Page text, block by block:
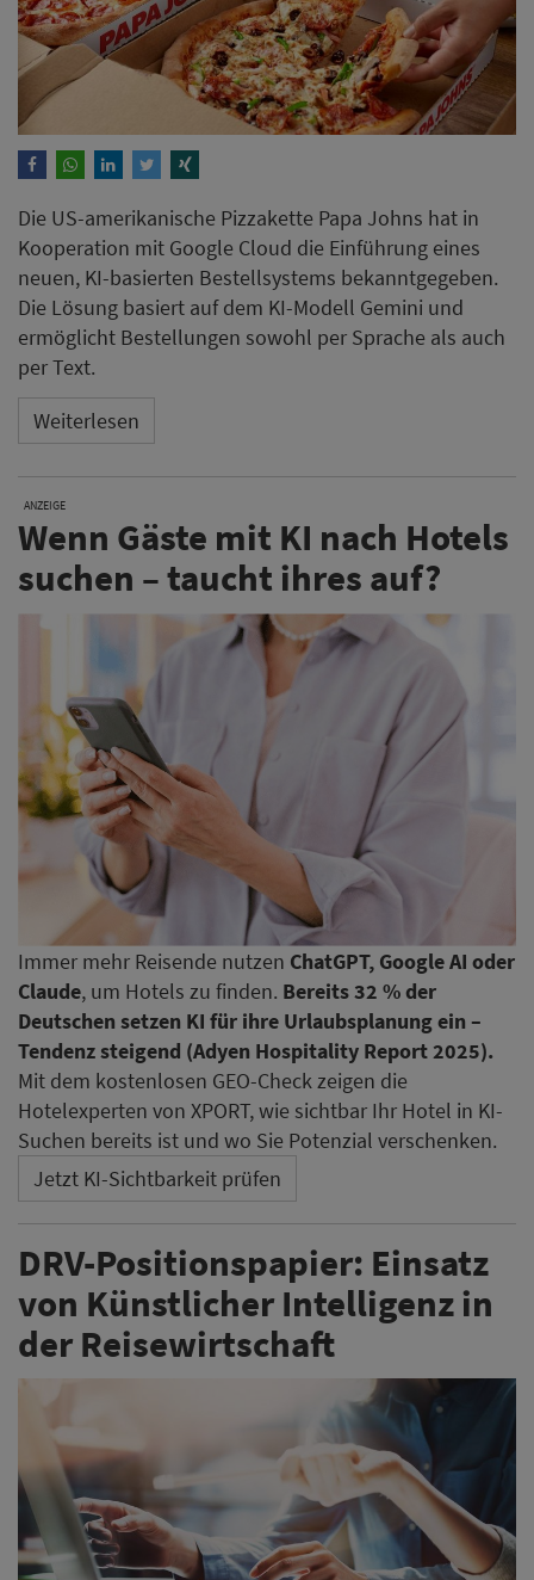
Die US-amerikanische Pizzakette Papa Johns hat in
Kooperation mit Google Cloud die Einführung eines
neuen, KI-basierten Bestellsystems bekanntgegeben.
Die Lösung basiert auf dem KI-Modell Gemini und
ermöglicht Bestellungen sowohl per Sprache als auch
per Text.
Weiterlesen
ANZEIGE
Wenn Gäste mit KI nach Hotels
suchen – taucht ihres auf?
Immer mehr Reisende nutzen ChatGPT, Google AI oder
Claude, um Hotels zu finden. Bereits 32 % der
Deutschen setzen KI für ihre Urlaubsplanung ein –
Tendenz steigend (Adyen Hospitality Report 2025).
Mit dem kostenlosen GEO-Check zeigen die
Hotelexperten von XPORT, wie sichtbar Ihr Hotel in KI-
Suchen bereits ist und wo Sie Potenzial verschenken.
Jetzt KI-Sichtbarkeit prüfen
DRV-Positionspapier: Einsatz
von Künstlicher Intelligenz in
der Reisewirtschaft